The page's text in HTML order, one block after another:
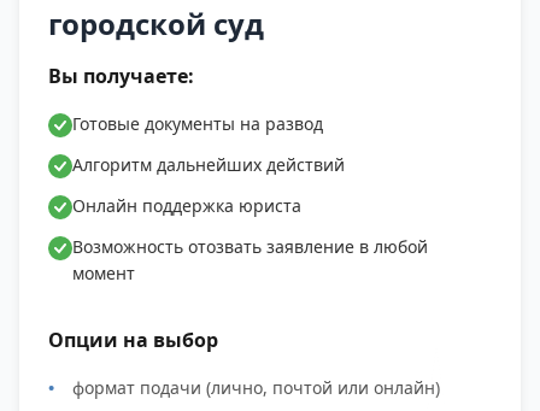
городской суд
Вы получаете:
Готовые документы на развод
Алгоритм дальнейших действий
Онлайн поддержка юриста
Возможность отозвать заявление в любой
момент
Опции на выбор
формат подачи (лично, почтой или онлайн)